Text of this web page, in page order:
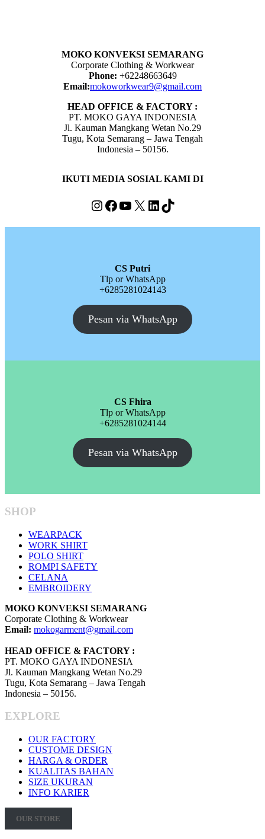
MOKO KONVEKSI SEMARANG
Corporate Clothing & Workwear
Phone: +62248663649
Email:mokoworkwear9@gmail.com
HEAD OFFICE & FACTORY :
PT. MOKO GAYA INDONESIA
Jl. Kauman Mangkang Wetan No.29
Tugu, Kota Semarang – Jawa Tengah
Indonesia – 50156.
IKUTI MEDIA SOSIAL KAMI DI
Instagram Facebook YouTube X LinkedIn TikTok
CS Putri
Tlp or WhatsApp
+6285281024143
Pesan via WhatsApp
CS Fhira
Tlp or WhatsApp
+6285281024144
Pesan via WhatsApp
SHOP
WEARPACK
WORK SHIRT
POLO SHIRT
ROMPI SAFETY
CELANA
EMBROIDERY
MOKO KONVEKSI SEMARANG
Corporate Clothing & Workwear
Email: mokogarment@gmail.com
HEAD OFFICE & FACTORY :
PT. MOKO GAYA INDONESIA
Jl. Kauman Mangkang Wetan No.29
Tugu, Kota Semarang – Jawa Tengah
Indonesia – 50156.
EXPLORE
OUR FACTORY
CUSTOME DESIGN
HARGA & ORDER
KUALITAS BAHAN
SIZE UKURAN
INFO KARIER
OUR STORE